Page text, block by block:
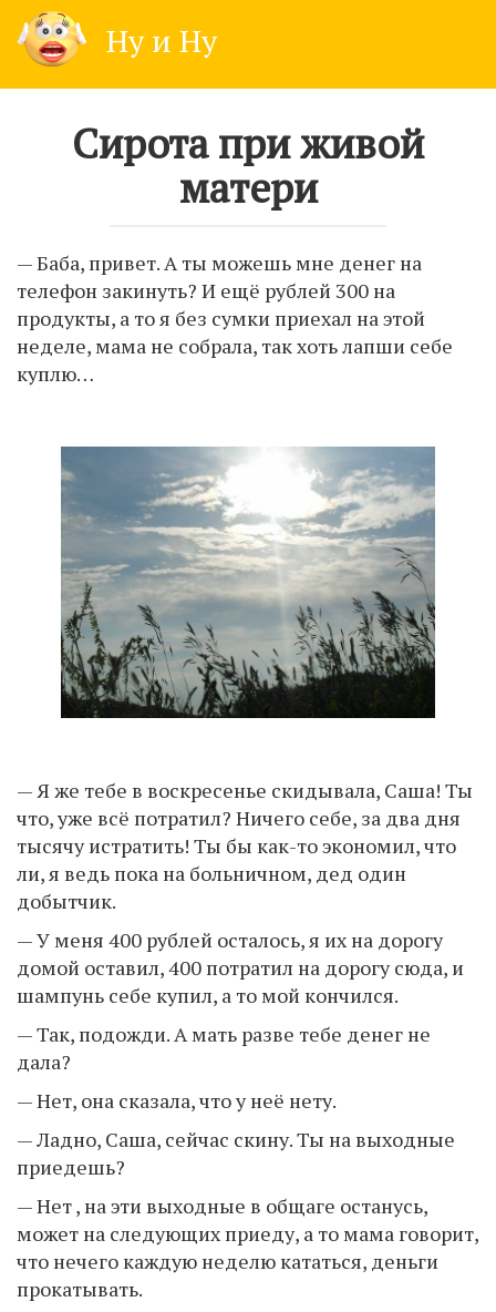
content
Ну и Ну
Сирота при живой
матери
— Баба, привет. А ты можешь мне денег на
телефон закинуть? И ещё рублей 300 на
продукты, а то я без сумки приехал на этой
неделе, мама не собрала, так хоть лапши себе
куплю…
— Я же тебе в воскресенье скидывала, Саша! Ты
что, уже всё потратил? Ничего себе, за два дня
тысячу истратить! Ты бы как-то экономил, что
ли, я ведь пока на больничном, дед один
добытчик.
— У меня 400 рублей осталось, я их на дорогу
домой оставил, 400 потратил на дорогу сюда, и
шампунь себе купил, а то мой кончился.
— Так, подожди. А мать разве тебе денег не
дала?
— Нет, она сказала, что у неё нету.
— Ладно, Саша, сейчас скину. Ты на выходные
приедешь?
— Нет , на эти выходные в общаге останусь,
может на следующих приеду, а то мама говорит,
что нечего каждую неделю кататься, деньги
прокатывать.